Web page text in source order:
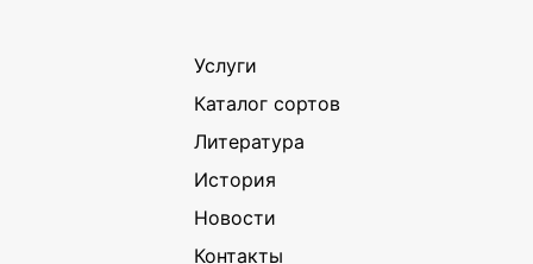
Услуги
Каталог сортов
Литература
История
Новости
Контакты